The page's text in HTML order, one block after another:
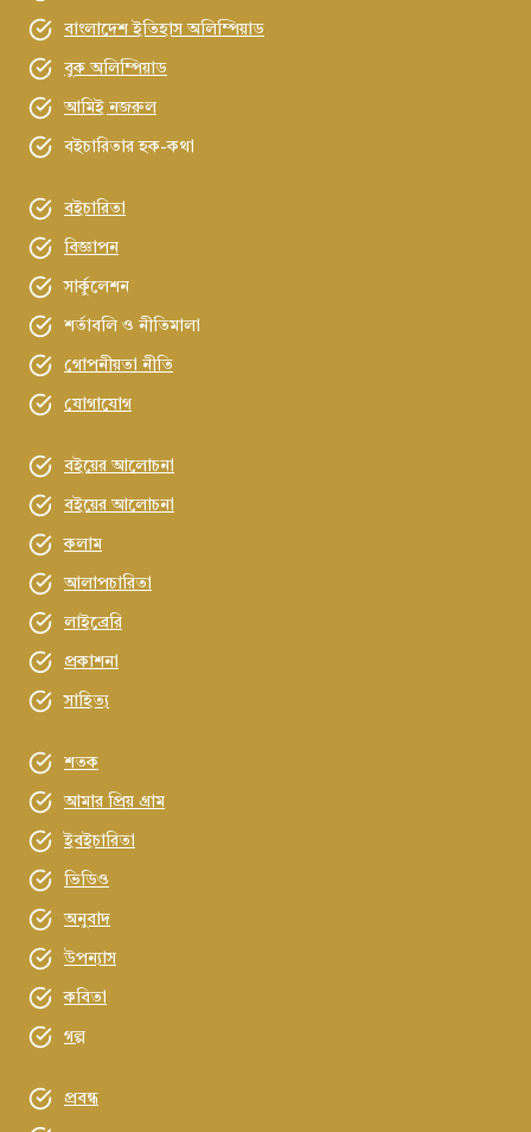
বাংলাদেশ ইতিহাস অলিম্পিয়াড
বুক অলিম্পিয়াড
আমিই নজরুল
বইচারিতার হক-কথা
বইচারিতা
বিজ্ঞাপন
সার্কুলেশন
শর্তাবলি ও নীতিমালা
গোপনীয়তা নীতি
যোগাযোগ
বইয়ের আলোচনা
বইয়ের আলোচনা
কলাম
আলাপচারিতা
লাইব্রেরি
প্রকাশনা
সাহিত্য
শতক
আমার প্রিয় গ্রাম
ইবইচারিতা
ভিডিও
অনুবাদ
উপন্যাস
কবিতা
গল্প
প্রবন্ধ